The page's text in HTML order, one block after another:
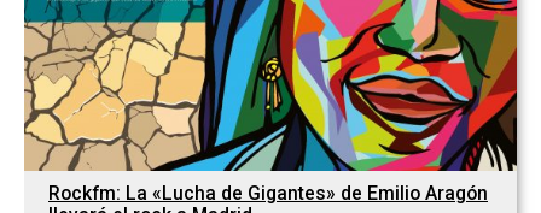
Rockfm: La «Lucha de Gigantes» de Emilio Aragón